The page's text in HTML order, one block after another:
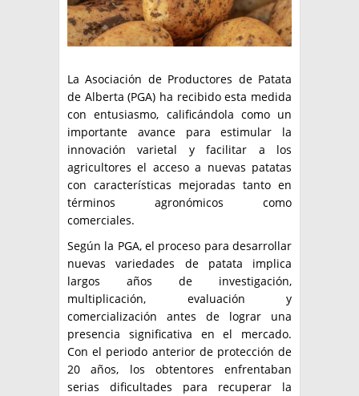
ENLACES
PUBLICIDAD
QUIENES SOMOS
BUSCAR NOTICIAS
La Asociación de Productores de Patata
de Alberta (PGA) ha recibido esta medida
con entusiasmo, calificándola como un
importante avance para estimular la
innovación varietal y facilitar a los
agricultores el acceso a nuevas patatas
con características mejoradas tanto en
términos agronómicos como
comerciales.
Según la PGA, el proceso para desarrollar
nuevas variedades de patata implica
largos años de investigación,
multiplicación, evaluación y
comercialización antes de lograr una
presencia significativa en el mercado.
Con el periodo anterior de protección de
20 años, los obtentores enfrentaban
serias dificultades para recuperar la